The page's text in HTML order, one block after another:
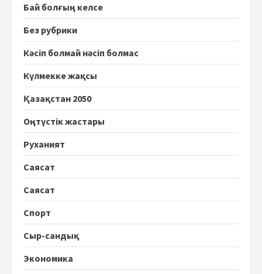
Бай болғың келсе
Без рубрики
Кәсіп болмай нәсіп болмас
Күлмекке жақсы
Қазақстан 2050
Оңтүстік жастары
Руханият
Саясат
Саясат
Спорт
Сыр-сандық
Экономика